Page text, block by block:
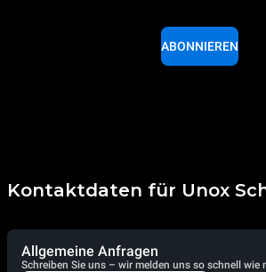
ABONNIEREN
Kontaktdaten für Unox
Allgemeine Anfragen
Schreiben Sie uns – wir melden uns so schnell wie